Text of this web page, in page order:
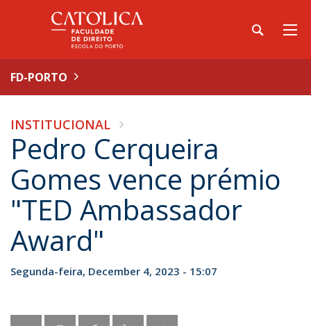
FD-PORTO
INSTITUCIONAL
Pedro Cerqueira
Gomes vence prémio
"TED Ambassador
Award"
Segunda-feira, December 4, 2023 - 15:07